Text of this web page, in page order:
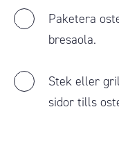
Paketera
bresaola.
Stek eller
sidor tills